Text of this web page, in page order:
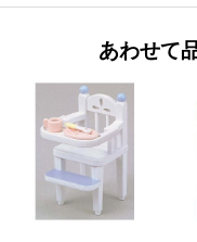
あわせて